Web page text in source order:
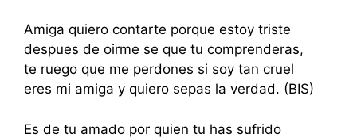
Amiga quiero contarte porque estoy triste
despues de oirme se que tu comprenderas,
te ruego que me perdones si soy tan cruel
eres mi amiga y quiero sepas la verdad. (BIS)
Es de tu amado por quien tu has sufrido